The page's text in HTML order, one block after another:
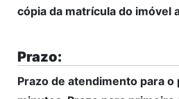
cópia da matrícula do imóvel
Prazo:
Prazo de atendimento para